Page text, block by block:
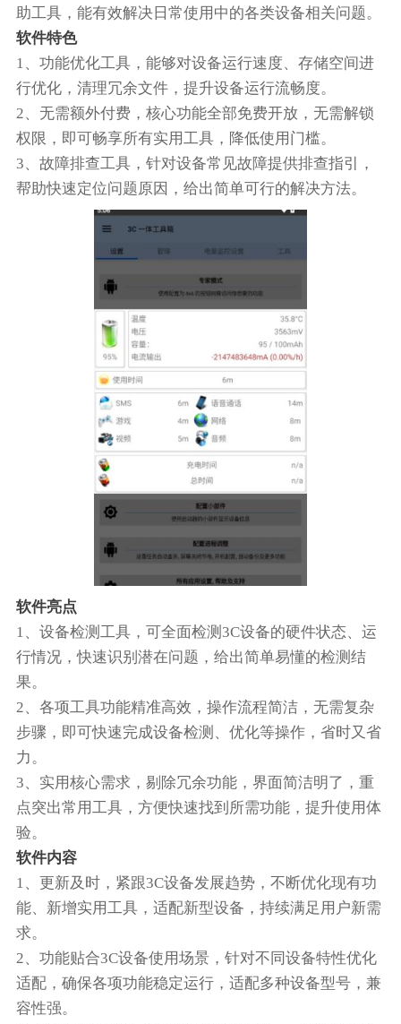
助工具，能有效解决日常使用中的各类设备相关问题。
软件特色
1、功能优化工具，能够对设备运行速度、存储空间进
行优化，清理冗余文件，提升设备运行流畅度。
2、无需额外付费，核心功能全部免费开放，无需解锁
权限，即可畅享所有实用工具，降低使用门槛。
3、故障排查工具，针对设备常见故障提供排查指引，
帮助快速定位问题原因，给出简单可行的解决方法。
软件亮点
1、设备检测工具，可全面检测3C设备的硬件状态、运
行情况，快速识别潜在问题，给出简单易懂的检测结
果。
2、各项工具功能精准高效，操作流程简洁，无需复杂
步骤，即可快速完成设备检测、优化等操作，省时又省
力。
3、实用核心需求，剔除冗余功能，界面简洁明了，重
点突出常用工具，方便快速找到所需功能，提升使用体
验。
软件内容
1、更新及时，紧跟3C设备发展趋势，不断优化现有功
能、新增实用工具，适配新型设备，持续满足用户新需
求。
2、功能贴合3C设备使用场景，针对不同设备特性优化
适配，确保各项功能稳定运行，适配多种设备型号，兼
容性强。